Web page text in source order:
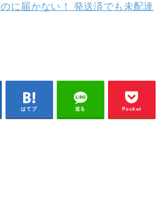
に届かない！ 発送済でも未配達
はてブ 送る Pocket